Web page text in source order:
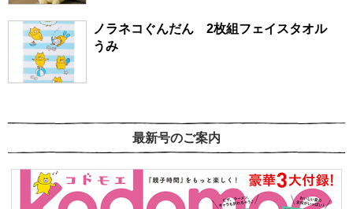
ノラネコぐんだん 2枚組フェイスタオル
うみ
最新号のご案内